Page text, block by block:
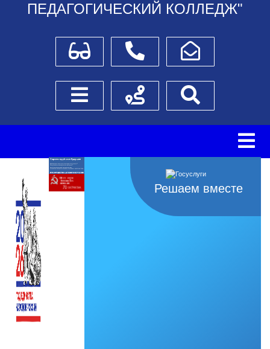
ПЕДАГОГИЧЕСКИЙ КОЛЛЕДЖ"
Для слабовидящихТелефоныНаписать обращение
Боковое менюСхема проезда
Решаем вместе